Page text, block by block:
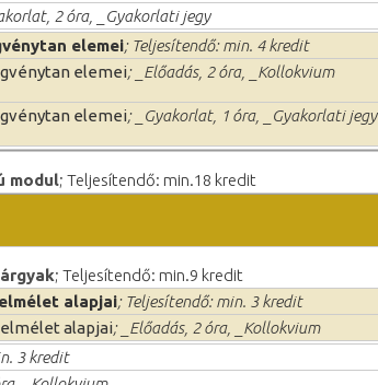
2 óra, _Gyakorlati jegy
elemei; Teljesítendő: min. 4 kredit
elemei; _Előadás, 2 óra, _Kollokvium
elemei; _Gyakorlat, 1 óra, _Gyakorlati jegy
modul; Teljesítendő: min.18 kredit
; Teljesítendő: min.9 kredit
alapjai; Teljesítendő: min. 3 kredit
alapjai; _Előadás, 2 óra, _Kollokvium
3 kredit